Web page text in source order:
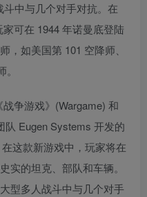
中与几个对手对抗。在
家可在 1944 年诺曼底登陆
，如美国第 101 空降师、
争游戏》(Wargame) 和
队 Eugen Systems 开发的
这款新游戏中，玩家将在
实的坦克、部队和车辆。
型多人战斗中与几个对手